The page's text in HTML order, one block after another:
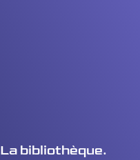
La bibliothèque.